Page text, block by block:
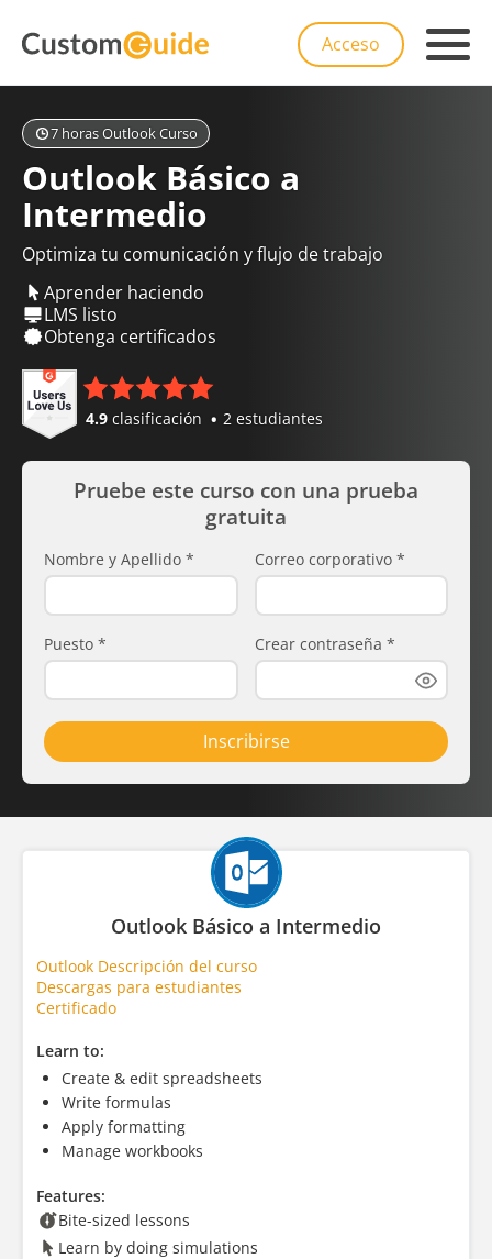
Acceso
7 horas Outlook Curso
Outlook Básico a
Intermedio
Optimiza tu comunicación y flujo de trabajo
Aprender haciendo
LMS listo
Obtenga certificados
4.9 clasificación 2 estudiantes
Pruebe este curso con una prueba
gratuita
Nombre y Apellido * Correo corporativo *
Puesto * Crear contraseña *
Inscribirse
Outlook Básico a Intermedio
Outlook Descripción del curso
Descargas para estudiantes
Certificado
Learn to:
Create & edit spreadsheets
Write formulas
Apply formatting
Manage workbooks
Features:
Bite-sized lessons
Learn by doing simulations